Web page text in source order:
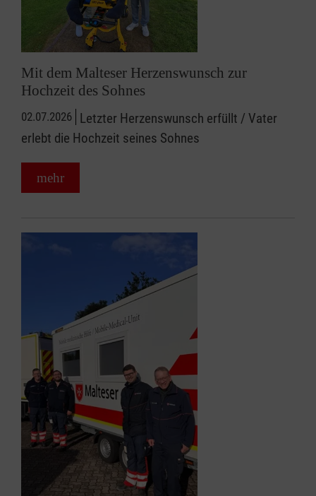
Mit dem Malteser Herzenswunsch zur
Hochzeit des Sohnes
02.07.2026 Letzter Herzenswunsch erfüllt / Vater
erlebt die Hochzeit seines Sohnes
mehr